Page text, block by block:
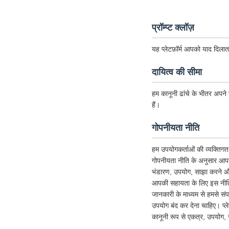
प्रॉम्प्ट क्लॉज़
यह प्लेटफ़ॉर्म आपको याद
दायित्व की सीमा
हम कानूनी ढांचे के भीतर अपने
हैं।
गोपनीयता नीति
हम उपयोगकर्ताओं की
गोपनीयता नीति के अनुसार
भंडारण, उपयोग, साझा करने
आपकी सहायता के लिए इस
जानकारी के माध्यम से हमसे
उपयोग बंद कर देना चाहिए।
कानूनी रूप से एकत्र, उपयोग,